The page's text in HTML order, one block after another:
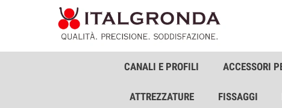
CANALI E PROFILI ACCESSORI
ATTREZZATURE FISSAGGI